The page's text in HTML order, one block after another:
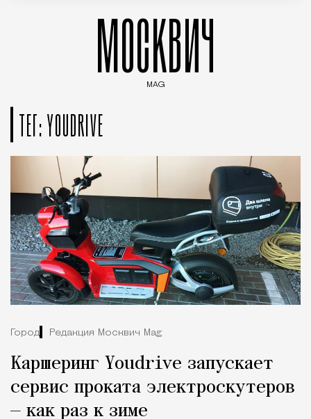
МОСКВИЧ
MAG
ТЕГ: YOUDRIVE
Город Редакция Москвич Mag
Каршеринг Youdrive запускает
сервис проката электроскутеров
— как раз к зиме